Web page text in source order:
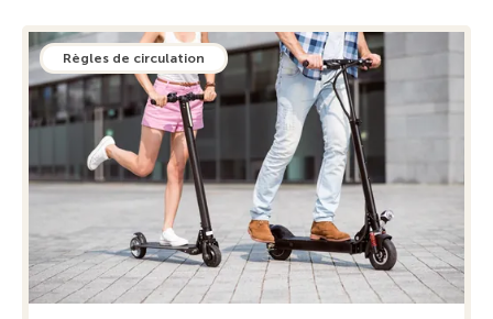
Règles de circulation